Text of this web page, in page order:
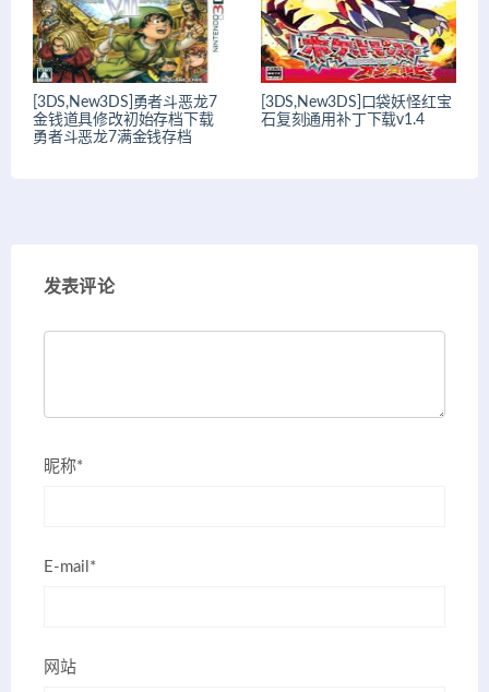
[3DS,New3DS]勇者斗恶龙7
金钱道具修改初始存档下载
勇者斗恶龙7满金钱存档
[3DS,New3DS]口袋妖怪红宝
石复刻通用补丁下载v1.4
发表评论
昵称*
E-mail*
网站